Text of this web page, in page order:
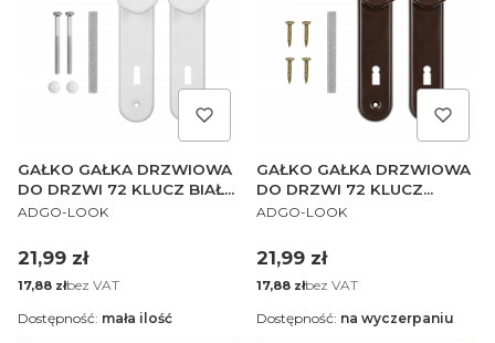
GAŁKO GAŁKA DRZWIOWA
DO DRZWI 72 KLUCZ BIAŁA
PL
PRODUCENT
ADGO-LOOK
Cena
21,99 zł
Cena
17,88 złbez VAT
Dostępność: mała ilość
GAŁKO GAŁKA DRZWIOWA
DO DRZWI 72 KLUCZ
BRĄZOWA PL
PRODUCENT
ADGO-LOOK
Cena
21,99 zł
Cena
17,88 złbez VAT
Dostępność: na wyczerpaniu